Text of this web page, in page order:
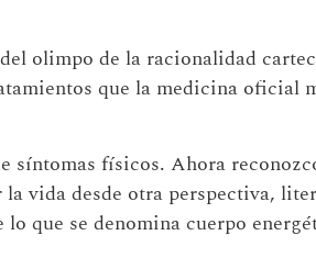
olimpo de la racionalidad
que la medicina oficial
síntomas físicos. Ahora
vida desde otra perspectiva,
que se denomina cuerpo